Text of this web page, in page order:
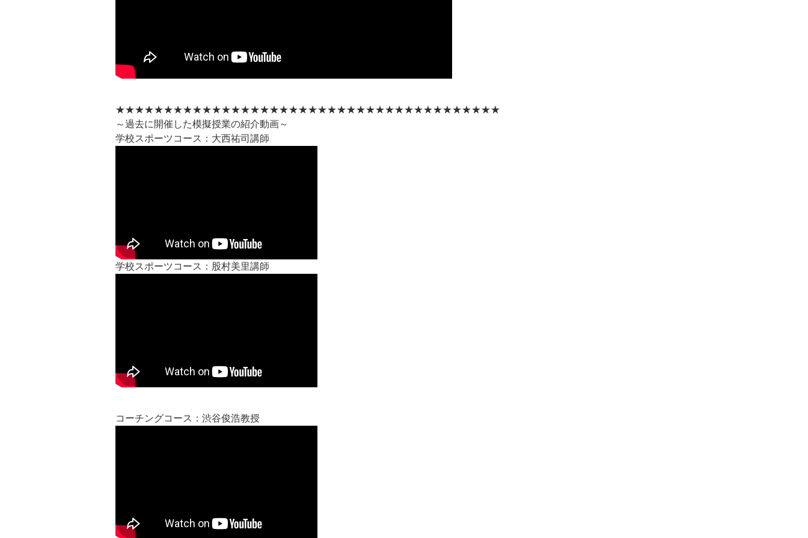
★★★★★★★★★★★★★★★★★★★★★★★★★★★★★★★★★★★★★★★★
～過去に開催した模擬授業の紹介動画～
学校スポーツコース：大西祐司講師
学校スポーツコース：股村美里講師
コーチングコース：渋谷俊浩教授